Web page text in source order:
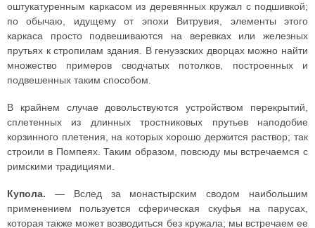
оштукатуренным каркасом из деревянных кружал с подшивкой;
по обычаю, идущему от эпохи Витрувия, элементы этого
каркаса просто подвешиваются на веревках или железных
прутьях к стропилам здания. В генуэзских дворцах можно найти
множество примеров сводчатых потолков, построенных и
подвешенных таким способом.
В крайнем случае довольствуются устройством перекрытий,
сплетенных из длинных тростниковых прутьев наподобие
корзинного плетения, на которых хорошо держится раствор; так
строили в Помпеях. Таким образом, повсюду мы встречаемся с
римскими традициями.
Купола. — Вслед за монастырским сводом наибольшим
применением пользуется сферическая скуфья на парусах,
которая также может возводиться без кружала; мы встречаем ее